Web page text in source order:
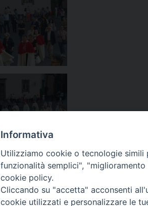
Informativa
Utilizziamo cookie o tecnologie
funzionalità semplici",
cookie policy.
Cliccando su "accetta" acconsenti
cookie utilizzati e personalizzare le